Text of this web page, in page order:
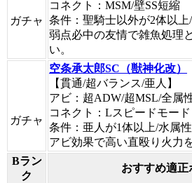
ガチャ
コネクト：MSM/壁SS短縮
条件：聖騎士以外が2体以上
弱点必中の友情で雑魚処理
い。
ガチャ
空条承太郎SC（獣神化改）
【貫通/超バランス/亜人】
アビ：超ADW/超MSL/全属
コネクト：Lスピードモード
条件：亜人が1体以上/水属
アビ効果で高い直殴り火力
Bラン
ク
おすすめ適正